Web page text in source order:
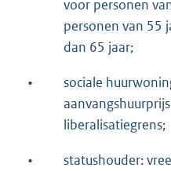
voor personen
personen van 55
dan 65 jaar;
•
sociale
liberalisatiegrens;
•
statushouder: